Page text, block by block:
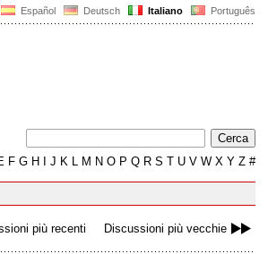
Español Deutsch Italiano Português
F G H J K L M N O P Q R S T U V W X Y Z #
più recenti Discussioni più vecchie